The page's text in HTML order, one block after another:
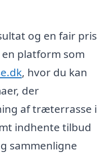
og en fair pris
platform som
, hvor du kan
der
af træterrasse i
indhente tilbud
sammenligne